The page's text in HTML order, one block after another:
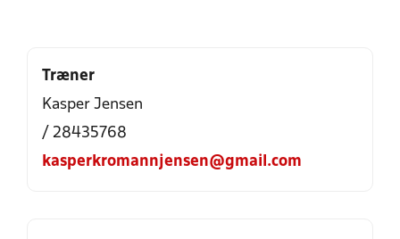
Træner
Kasper Jensen
/ 28435768
kasperkromannjensen@gmail.com